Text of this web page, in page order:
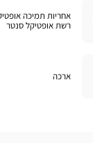
אחריות תמיכה
רשת אופטיקל סנטר
ארכה